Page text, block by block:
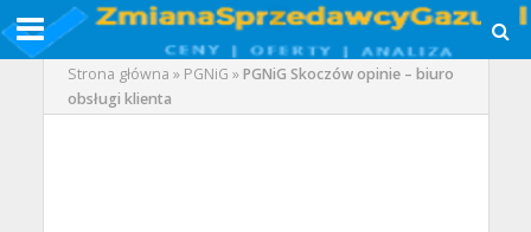
Strona główna » PGNiG »PGNiG Skoczów opinie – biuro
obsługi klienta